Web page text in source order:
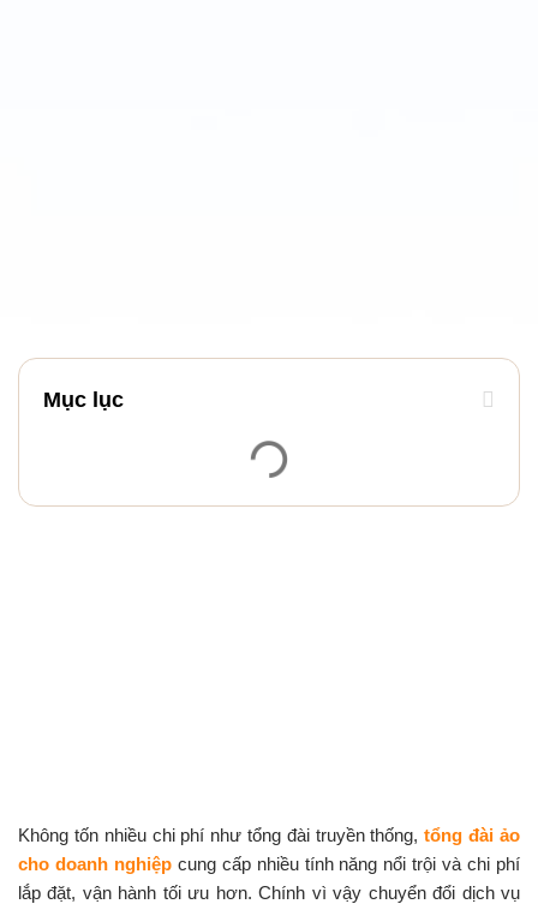
Mục lục
Không tốn nhiều chi phí như tổng đài truyền thống,tổng đài ảo
cho doanh nghiệpcung cấp nhiều tính năng nổi trội và chi phí
lắp đặt, vận hành tối ưu hơn. Chính vì vậy chuyển đổi dịch vụ